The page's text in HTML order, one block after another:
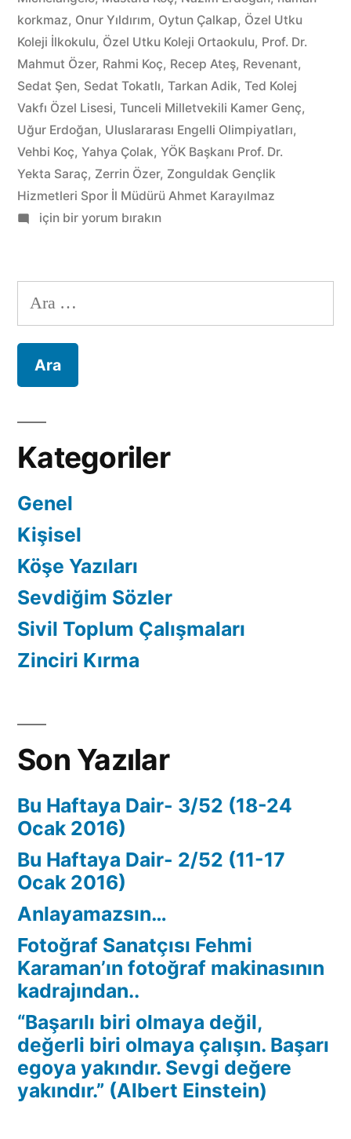
korkmaz, Onur Yıldırım, Oytun Çalkap, Özel Utku
Koleji İlkokulu, Özel Utku Koleji Ortaokulu, Prof. Dr.
Mahmut Özer, Rahmi Koç, Recep Ateş, Revenant,
Sedat Şen, Sedat Tokatlı, Tarkan Adik, Ted Kolej
Vakfı Özel Lisesi, Tunceli Milletvekili Kamer Genç,
Uğur Erdoğan, Uluslararası Engelli Olimpiyatları,
Vehbi Koç, Yahya Çolak, YÖK Başkanı Prof. Dr.
Yekta Saraç, Zerrin Özer, Zonguldak Gençlik
Hizmetleri Spor İl Müdürü Ahmet Karayılmaz
Bu
3/52
(18-
24
2016)
için bir yorum bırakın
Arama:
Kategoriler
Genel
Kişisel
Köşe Yazıları
Sevdiğim Sözler
Sivil Toplum Çalışmaları
Zinciri Kırma
Son Yazılar
Bu Haftaya Dair- 3/52 (18-24
Ocak 2016)
Bu Haftaya Dair- 2/52 (11-17
Ocak 2016)
Anlayamazsın…
Fotoğraf Sanatçısı Fehmi
Karaman’ın fotoğraf makinasının
kadrajından..
“Başarılı biri olmaya değil,
değerli biri olmaya çalışın. Başarı
egoya yakındır. Sevgi değere
yakındır.” (Albert Einstein)